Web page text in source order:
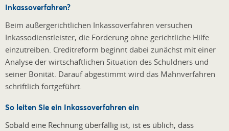
Inkassoverfahren?
Beim außergerichtlichen Inkassoverfahren versuchen
Inkassodienstleister, die Forderung ohne gerichtliche Hilfe
einzutreiben. Creditreform beginnt dabei zunächst mit einer
Analyse der wirtschaftlichen Situation des Schuldners und
seiner Bonität. Darauf abgestimmt wird das Mahnverfahren
schriftlich fortgeführt.
So leiten Sie ein Inkassoverfahren ein
Sobald eine Rechnung überfällig ist, ist es üblich, dass